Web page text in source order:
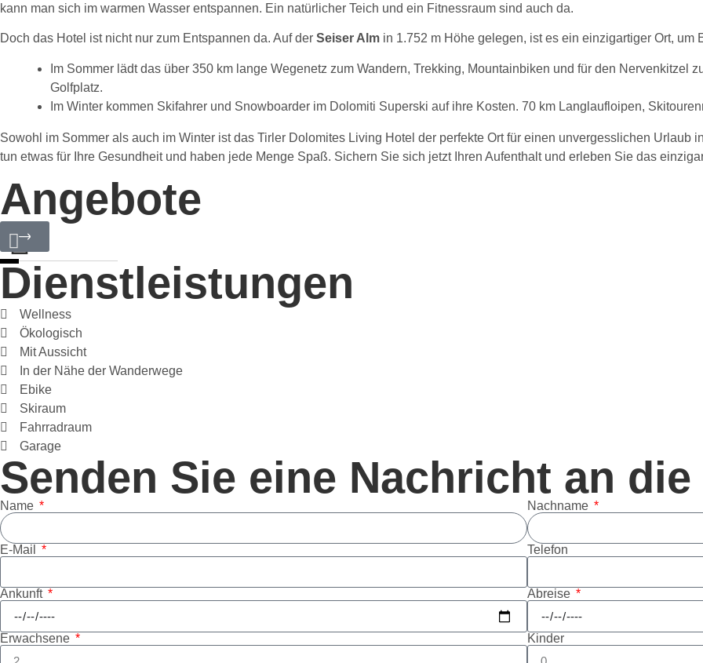
kann man sich im warmen Wasser entspannen. Ein natürlicher Teich und ein Fitnessraum sind auch da.
Doch das Hotel ist nicht nur zum Entspannen da. Auf der Seiser Alm in 1.752 m Höhe gelegen, ist es ein einzigartiger Ort,
Im Sommer lädt das über 350 km lange Wegenetz zum Wandern, Trekking, Mountainbiken und für den Nervenkitzel
Golfplatz.
Im Winter kommen Skifahrer und Snowboarder im Dolomiti Superski auf ihre Kosten. 70 km Langlaufloipen,
Sowohl im Sommer als auch im Winter ist das Tirler Dolomites Living Hotel der perfekte Ort für einen unvergesslichen Urlaub
tun etwas für Ihre Gesundheit und haben jede Menge Spaß. Sichern Sie sich jetzt Ihren Aufenthalt und erleben Sie das
Angebote
Dienstleistungen
Wellness
Ökologisch
Mit Aussicht
In der Nähe der Wanderwege
Ebike
Skiraum
Fahrradraum
Garage
Senden Sie eine Nachricht an
Name Nachname
E-Mail Telefon
Ankunft Abreise
Erwachsene Kinder